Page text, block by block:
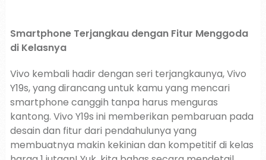
Smartphone Terjangkau dengan Fitur Menggoda
di Kelasnya
Vivo kembali hadir dengan seri terjangkaunya, Vivo
Y19s, yang dirancang untuk kamu yang mencari
smartphone canggih tanpa harus menguras
kantong. Vivo Y19s ini memberikan pembaruan pada
desain dan fitur dari pendahulunya yang
membuatnya makin kekinian dan kompetitif di kelas